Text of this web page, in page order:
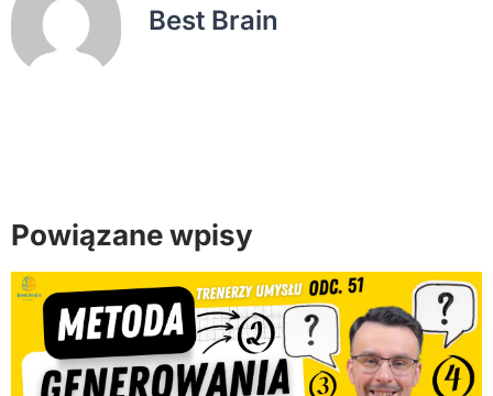
Best Brain
Powiązane wpisy